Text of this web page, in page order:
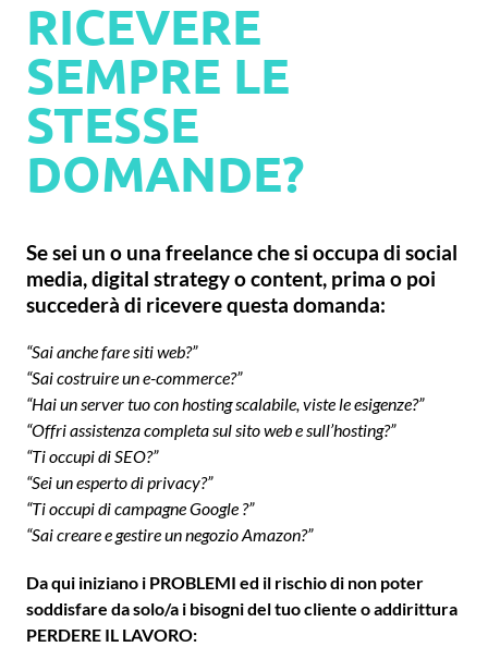
RICEVERE
SEMPRE LE
STESSE
DOMANDE?
Se sei un o una freelance che si occupa di social
media, digital strategy o content, prima o poi
succederà di ricevere questa domanda:
“Sai anche fare siti web?”
“Sai costruire un e-commerce?”
“Hai un server tuo con hosting scalabile, viste le esigenze?”
“Offri assistenza completa sul sito web e sull’hosting?”
“Ti occupi di SEO?”
“Sei un esperto di privacy?”
“Ti occupi di campagne Google ?”
“Sai creare e gestire un negozio Amazon?”
Da qui iniziano i PROBLEMI ed il rischio di non poter
soddisfare da solo/a i bisogni del tuo cliente o addirittura
PERDERE IL LAVORO: